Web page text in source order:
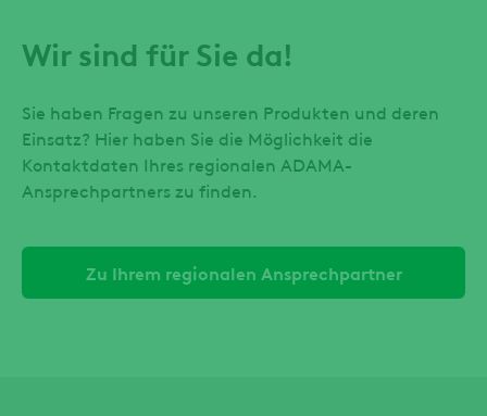
Wir sind für Sie da!
Sie haben Fragen zu unseren Produkten und deren
Einsatz? Hier haben Sie die Möglichkeit die
Kontaktdaten Ihres regionalen ADAMA-
Ansprechpartners zu finden.
Zu Ihrem regionalen Ansprechpartner